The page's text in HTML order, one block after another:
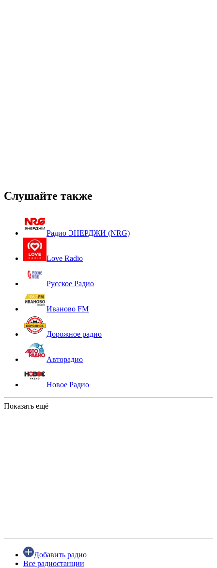
Слушайте также
Радио ЭНЕРДЖИ (NRG)
Love Radio
Русское Радио
Иваново FM
Дорожное радио
Авторадио
Новое Радио
Показать ещё
Добавить радио
Все радиостанции